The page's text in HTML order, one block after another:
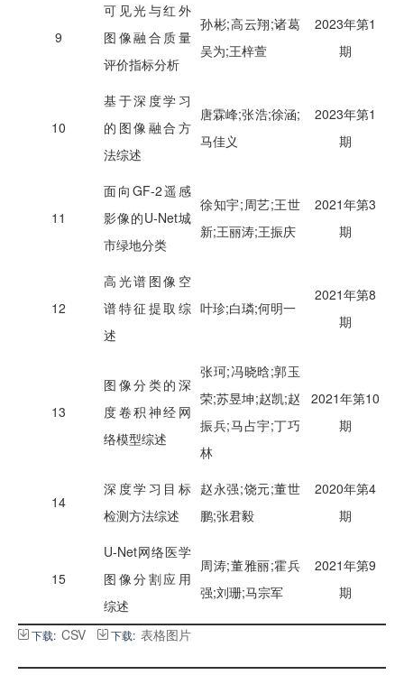
9
可见光与红外
图像融合质量
评价指标分析
孙彬;高云翔;诸葛
吴为;王梓萱
2023年第1
期
10
基于深度学习
的图像融合方
法综述
唐霖峰;张浩;徐涵;
马佳义
2023年第1
期
11
面向GF-2遥感
影像的U-Net城
市绿地分类
徐知宇;周艺;王世
新;王丽涛;王振庆
2021年第3
期
12
高光谱图像空
谱特征提取综
述
叶珍;白璘;何明一
2021年第8
期
13
图像分类的深
度卷积神经网
络模型综述
张珂;冯晓晗;郭玉
荣;苏昱坤;赵凯;赵
振兵;马占宇;丁巧
林
2021年第10
期
14
深度学习目标
检测方法综述
赵永强;饶元;董世
鹏;张君毅
2020年第4
期
15
U-Net网络医学
图像分割应用
综述
周涛;董雅丽;霍兵
强;刘珊;马宗军
2021年第9
期
下载: CSV 下载: 表格图片